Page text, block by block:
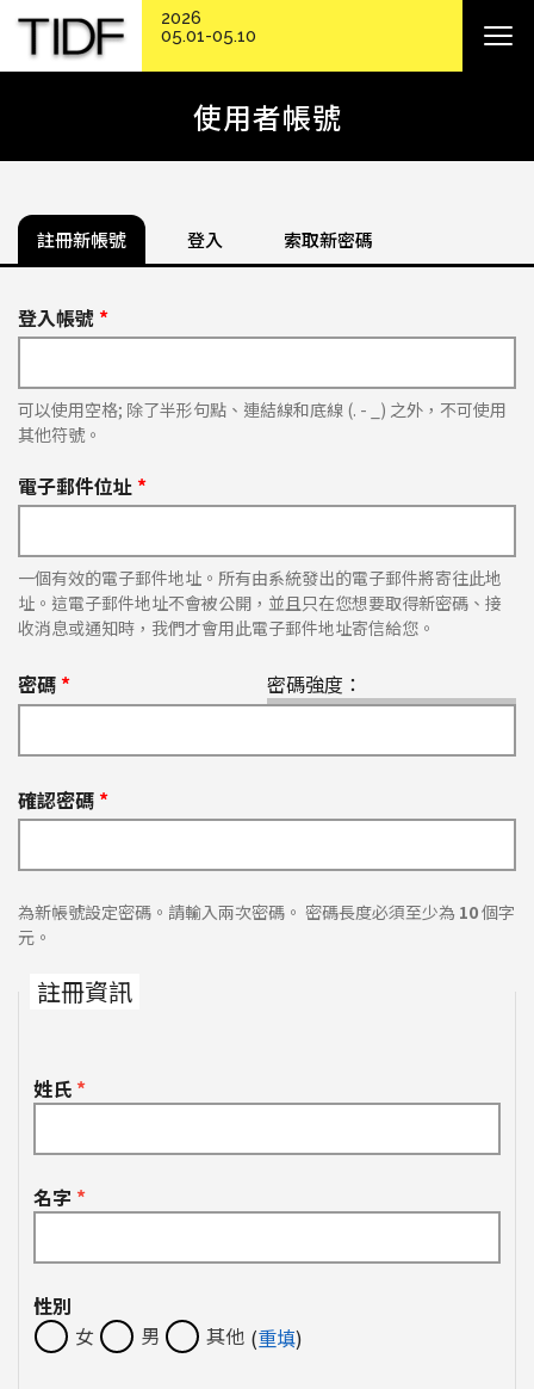
使用者帳號
註冊新帳號 登入 索取新密碼
登入帳號 *
可以使用空格; 除了半形句點、連結線和底線 (. - _) 之外，不可使用
其他符號。
電子郵件位址 *
一個有效的電子郵件地址。所有由系統發出的電子郵件將寄往此地
址。這電子郵件地址不會被公開，並且只在您想要取得新密碼、接
收消息或通知時，我們才會用此電子郵件地址寄信給您。
密碼強度：
密碼 *
確認密碼 *
為新帳號設定密碼。請輸入兩次密碼。 密碼長度必須至少為 10個字
元。
註冊資訊
姓氏 *
名字 *
性別
女
男 其他 (重填)
2026
05.01-05.10